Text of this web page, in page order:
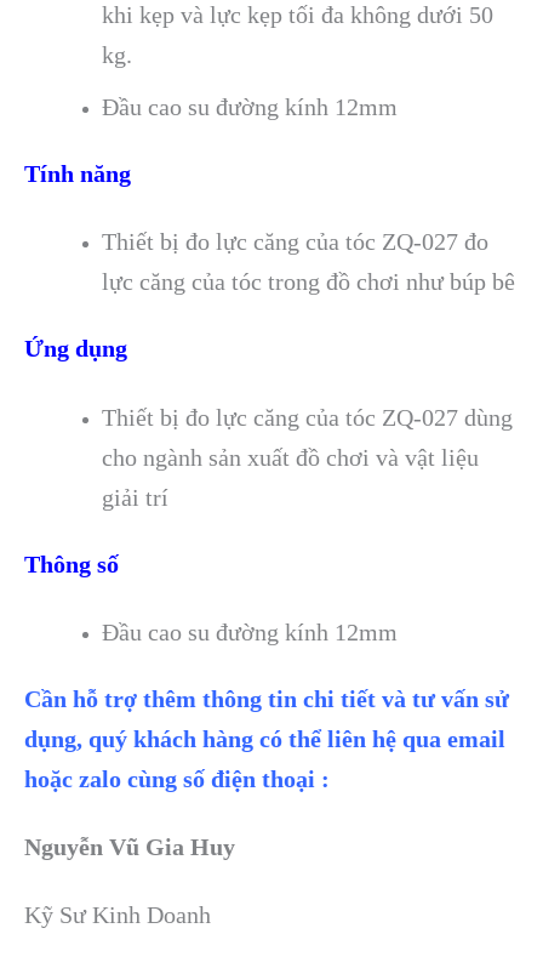
khi kẹp và lực kẹp tối đa không dưới 50
kg.
Đầu cao su đường kính 12mm
Tính năng
Thiết bị đo lực căng của tóc ZQ-027 đo
lực căng của tóc trong đồ chơi như búp bê
Ứng dụng
Thiết bị đo lực căng của tóc ZQ-027 dùng
cho ngành sản xuất đồ chơi và vật liệu
giải trí
Thông số
Đầu cao su đường kính 12mm
Cần hỗ trợ thêm thông tin chi tiết và tư vấn sử
dụng, quý khách hàng có thể liên hệ qua email
hoặc zalo cùng số điện thoại :
Nguyễn Vũ Gia Huy
Kỹ Sư Kinh Doanh